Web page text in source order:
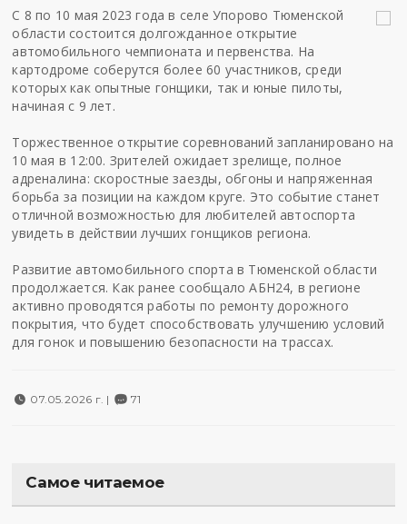
С 8 по 10 мая 2023 года в селе Упорово Тюменской
области состоится долгожданное открытие
автомобильного чемпионата и первенства. На
картодроме соберутся более 60 участников, среди
которых как опытные гонщики, так и юные пилоты,
начиная с 9 лет.
Торжественное открытие соревнований запланировано на
10 мая в 12:00. Зрителей ожидает зрелище, полное
адреналина: скоростные заезды, обгоны и напряженная
борьба за позиции на каждом круге. Это событие станет
отличной возможностью для любителей автоспорта
увидеть в действии лучших гонщиков региона.
Развитие автомобильного спорта в Тюменской области
продолжается. Как ранее сообщалоАБН24, в регионе
активно проводятся работы по ремонту дорожного
покрытия, что будет способствовать улучшению условий
для гонок и повышению безопасности на трассах.
07.05.2026 г. | 71
Самое читаемое